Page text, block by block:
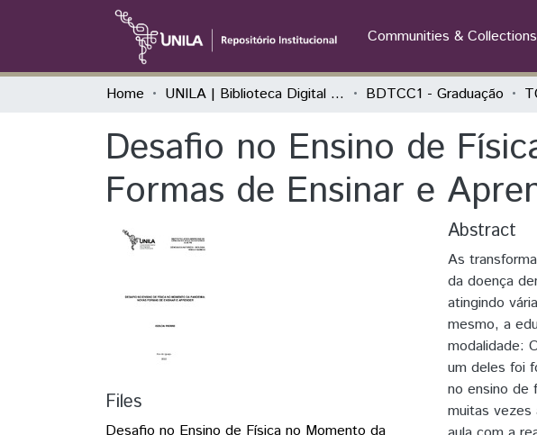
Communities & Collections
Home UNILA | Biblioteca Digital de Trabalhos de Conclusão de Curso BDTCC1 - Graduação
Desafio no Ensino de
Formas de Ensinar e
Files
Abstract
As
da doença
atingindo
mesmo, a
modalidade:
um deles foi
no ensino de
muitas vezes